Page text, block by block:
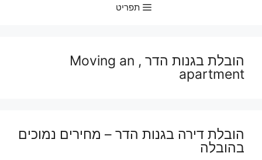
תפריט
הובלת בגנות הדר , Moving an
apartment
הובלת דירה בגנות הדר – מחירים נמוכים
בהובלה